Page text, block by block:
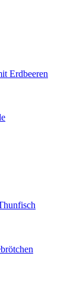
Erdbeeren